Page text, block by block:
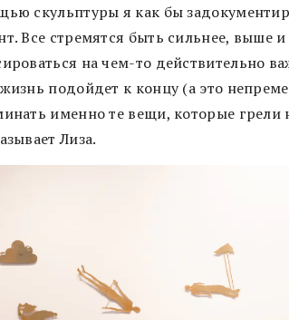
скульптуры я как бы
Все стремятся быть сильнее, выше и
на чем-то действительно
подойдет к концу (а это
именно те вещи, которые
Лиза.